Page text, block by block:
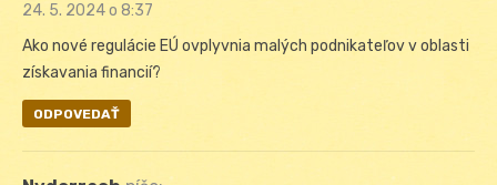
24. 5. 2024 o 8:37
Ako nové regulácie EÚ ovplyvnia malých podnikateľov v oblasti
získavania financií?
ODPOVEDAŤ